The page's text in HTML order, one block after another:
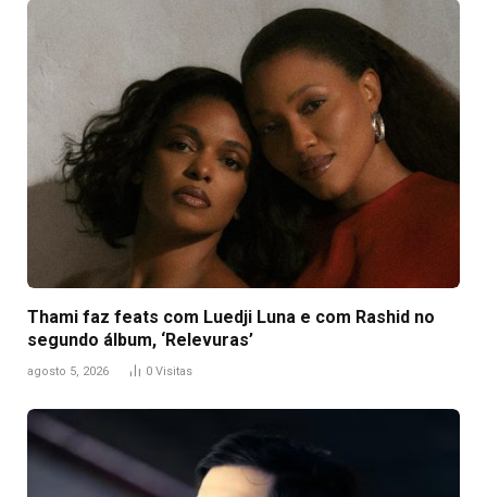
Thami faz feats com Luedji Luna e com Rashid no
segundo álbum, ‘Relevuras’
agosto 5, 2026 0 Visitas